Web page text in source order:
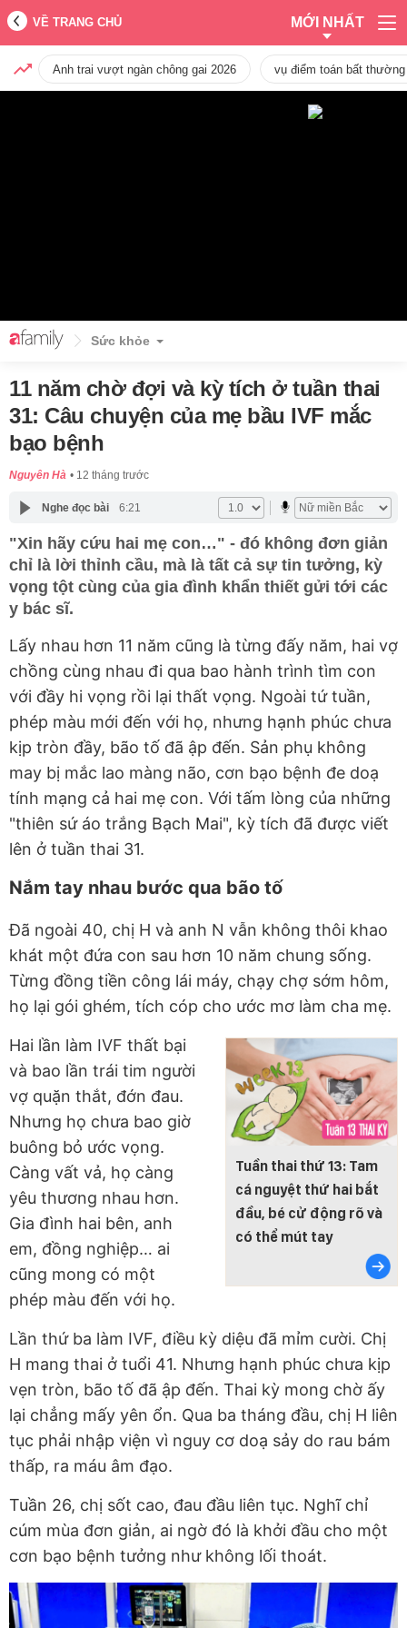
VỀ TRANG CHỦ MỚI NHẤT
Anh trai vượt ngàn chông gai 2026 vụ điểm toán bất
Sức khỏe
11 năm chờ đợi và kỳ tích ở tuần thai
31: Câu chuyện của mẹ bầu IVF mắc
bạo bệnh
Nguyên Hà 12 tháng trước
Nghe đọc bài 6:21
"Xin hãy cứu hai mẹ con…" - đó không đơn giản
chỉ là lời thỉnh cầu, mà là tất cả sự tin tưởng, kỳ
vọng tột cùng của gia đình khẩn thiết gửi tới các
y bác sĩ.
Lấy nhau hơn 11 năm cũng là từng đấy năm, hai vợ
chồng cùng nhau đi qua bao hành trình tìm con
với đầy hi vọng rồi lại thất vọng. Ngoài tứ tuần,
phép màu mới đến với họ, nhưng hạnh phúc chưa
kịp tròn đầy, bão tố đã ập đến. Sản phụ không
may bị mắc lao màng não, cơn bạo bệnh đe doạ
tính mạng cả hai mẹ con. Với tấm lòng của những
"thiên sứ áo trắng Bạch Mai", kỳ tích đã được viết
lên ở tuần thai 31.
Nắm tay nhau bước qua bão tố
Đã ngoài 40, chị H và anh N vẫn không thôi khao
khát một đứa con sau hơn 10 năm chung sống.
Từng đồng tiền công lái máy, chạy chợ sớm hôm,
họ lại gói ghém, tích cóp cho ước mơ làm cha mẹ.
Tuần thai thứ 13: Tam
cá nguyệt thứ hai bắt
đầu, bé cử động rõ và
có thể mút tay
Hai lần làm IVF thất bại
và bao lần trái tim người
vợ quặn thắt, đớn đau.
Nhưng họ chưa bao giờ
buông bỏ ước vọng.
Càng vất vả, họ càng
yêu thương nhau hơn.
Gia đình hai bên, anh
em, đồng nghiệp… ai
cũng mong có một
phép màu đến với họ.
Lần thứ ba làm IVF, điều kỳ diệu đã mỉm cười. Chị
H mang thai ở tuổi 41. Nhưng hạnh phúc chưa kịp
vẹn tròn, bão tố đã ập đến. Thai kỳ mong chờ ấy
lại chẳng mấy yên ổn. Qua ba tháng đầu, chị H liên
tục phải nhập viện vì nguy cơ doạ sảy do rau bám
thấp, ra máu âm đạo.
Tuần 26, chị sốt cao, đau đầu liên tục. Nghĩ chỉ
cúm mùa đơn giản, ai ngờ đó là khởi đầu cho một
cơn bạo bệnh tưởng như không lối thoát.